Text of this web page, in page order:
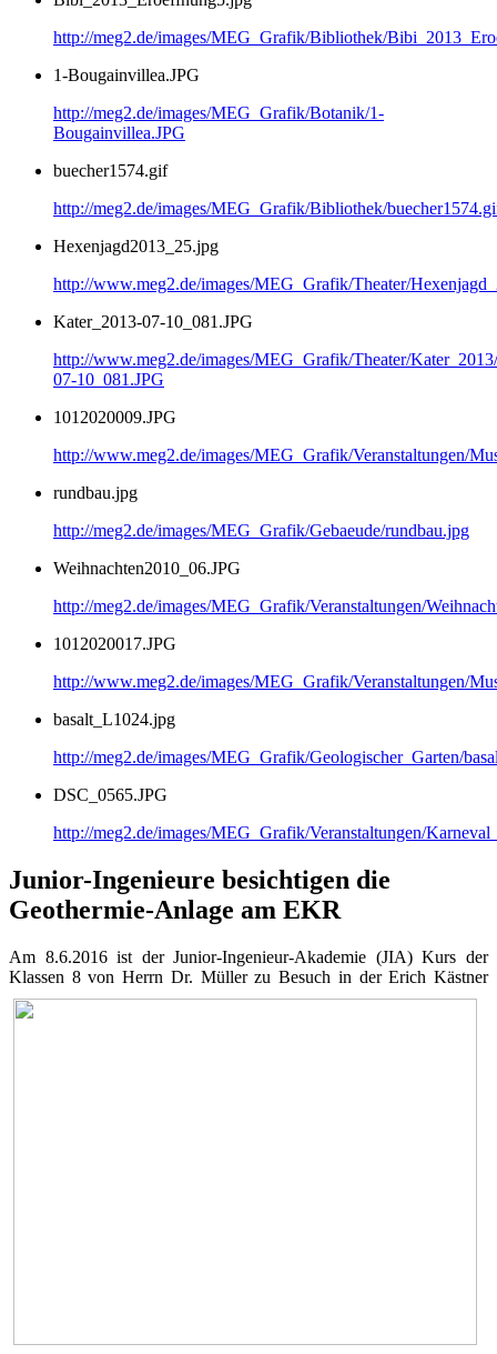
http://meg2.de/images/MEG_Grafik/Bibliothek/
1-Bougainvillea.JPG
http://meg2.de/images/MEG_Grafik/Botanik/1-
Bougainvillea.JPG
buecher1574.gif
http://meg2.de/images/MEG_Grafik/Bibliothek/
Hexenjagd2013_25.jpg
http://www.meg2.de/images/MEG_Grafik/Theater/
Kater_2013-07-10_081.JPG
http://www.meg2.de/images/MEG_Grafik/Theater/
07-10_081.JPG
1012020009.JPG
http://www.meg2.de/images/MEG_Grafik/Veranstaltungen/
rundbau.jpg
http://meg2.de/images/MEG_Grafik/Gebaeude/rundbau.jpg
Weihnachten2010_06.JPG
http://meg2.de/images/MEG_Grafik/Veranstaltungen/
1012020017.JPG
http://www.meg2.de/images/MEG_Grafik/Veranstaltungen/
basalt_L1024.jpg
http://meg2.de/images/MEG_Grafik/Geologischer_Garten/
DSC_0565.JPG
http://meg2.de/images/MEG_Grafik/Veranstaltungen/
Junior-Ingenieure besichtigen die
Geothermie-Anlage am EKR
Am 8.6.2016 ist der Junior-Ingenieur-Akademie (JIA) Kurs der
Klassen 8 von Herrn Dr. Müller zu Besuch in der Erich Kästner